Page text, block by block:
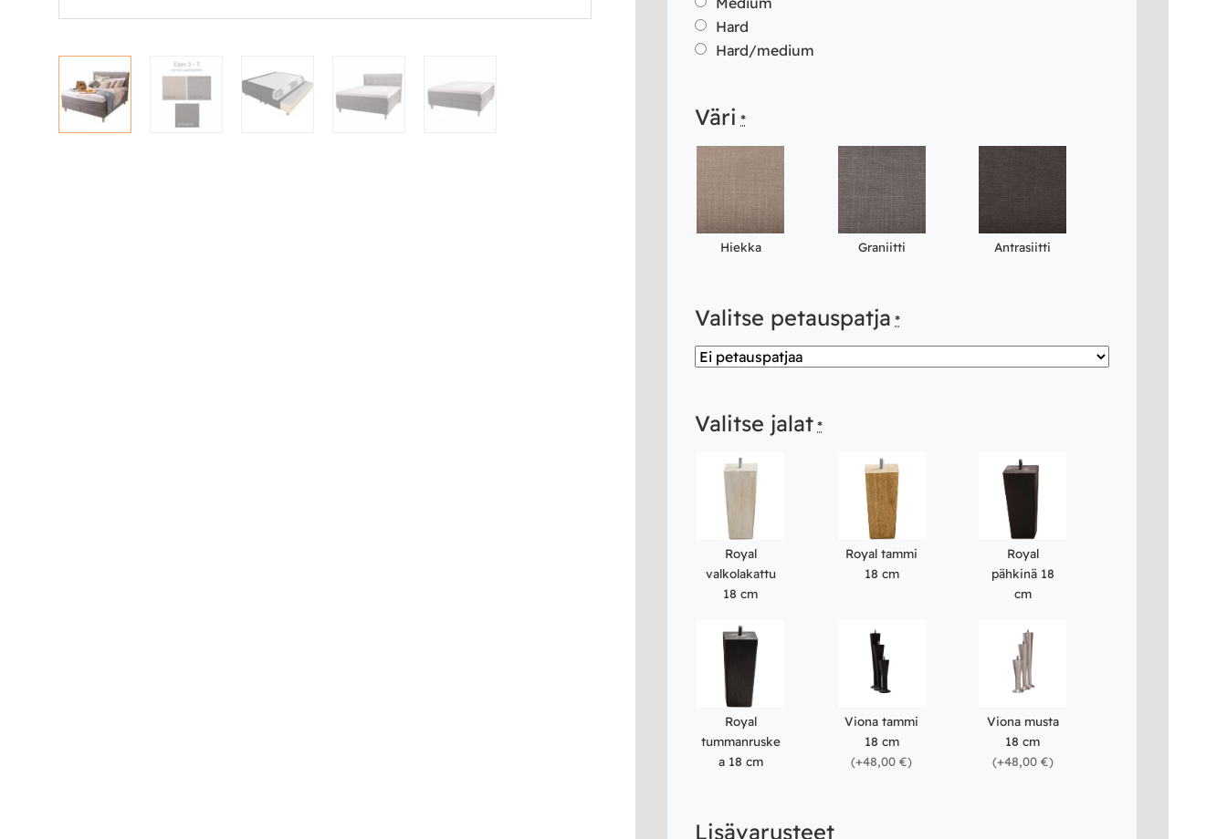
Oma tili|Yhteystiedot
Hard
Hard/medium
Väri *
Hiekka Graniitti Antrasiitti
Valitse petauspatja *
Valitse jalat *
Royal
valkolakattu
18 cm
Royal tammi
18 cm
Royal
pähkinä 18
cm
Royal
tummanruske
a 18 cm
Viona tammi
18 cm
(+48,00 €)
Viona musta
18 cm
(+48,00 €)
Lisävarusteet